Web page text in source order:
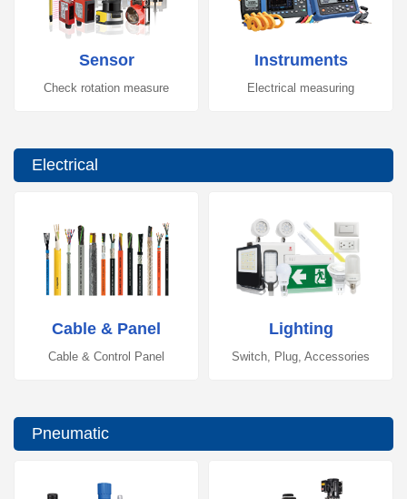
Sensor
Check rotation measure
Instruments
Electrical measuring
Electrical
Cable & Panel
Cable & Control Panel
Lighting
Switch, Plug, Accessories
Pneumatic